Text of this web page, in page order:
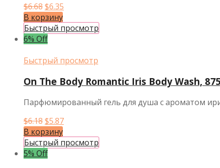
$6.68Первоначальная
цена
составляла
$6.68.
$6.35
$6.35.
В корзину
Быстрый просмотр
6% Off
Быстрый просмотр
On The Body Romantic Iris Body Wash,
Парфюмированный гель для душа с ароматом
$6.18Первоначальная
цена
составляла
$6.18.
$5.87Текущая
$5.87.
В корзину
Быстрый просмотр
5% Off